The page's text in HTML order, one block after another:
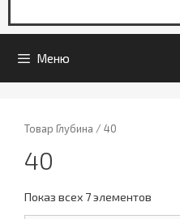
Меню
Товар Глубина / 40
40
Показ всех 7 элементов